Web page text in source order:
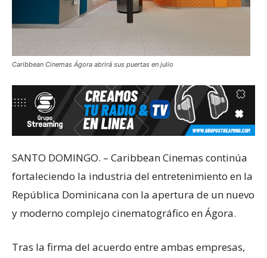
Caribbean Cinemas Ágora abrirá sus puertas en julio
SANTO DOMINGO. – Caribbean Cinemas continúa
fortaleciendo la industria del entretenimiento en la
República Dominicana con la apertura de un nuevo
y moderno complejo cinematográfico en Ágora.
Tras la firma del acuerdo entre ambas empresas,